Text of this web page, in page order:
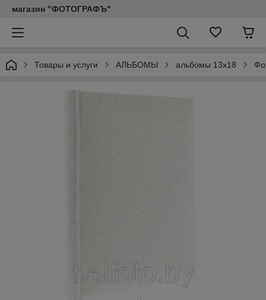
магазин "ФОТОГРАФЪ"
Товары и услуги АЛЬБОМЫ альбомы 13х18